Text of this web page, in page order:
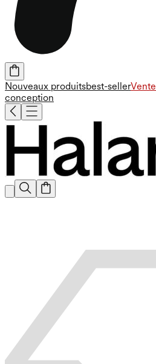
Nouveaux produitsbest-sellerVente
conception